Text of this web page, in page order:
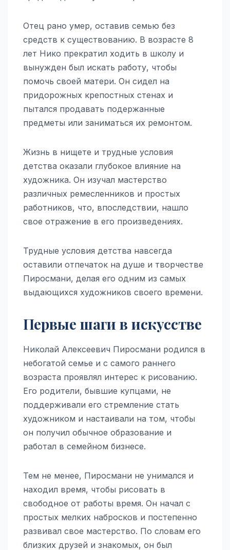
Отец рано умер, оставив семью без
средств к существованию. В возрасте 8
лет Нико прекратил ходить в школу и
вынужден был искать работу, чтобы
помочь своей матери. Он сидел на
придорожных крепостных стенах и
пытался продавать подержанные
предметы или заниматься их ремонтом.
Жизнь в нищете и трудные условия
детства оказали глубокое влияние на
художника. Он изучал мастерство
различных ремесленников и простых
работников, что, впоследствии, нашло
свое отражение в его произведениях.
Трудные условия детства навсегда
оставили отпечаток на душе и творчестве
Пиросмани, делая его одним из самых
выдающихся художников своего времени.
Первые шаги в искусстве
Николай Алексеевич Пиросмани родился в
небогатой семье и с самого раннего
возраста проявлял интерес к рисованию.
Его родители, бывшие купцами, не
поддерживали его стремление стать
художником и настаивали на том, чтобы
он получил обычное образование и
работал в семейном бизнесе.
Тем не менее, Пиросмани не унимался и
находил время, чтобы рисовать в
свободное от работы время. Он начал с
простых мелких набросков и постепенно
развивал свое мастерство. По словам его
близких друзей и знакомых, он был